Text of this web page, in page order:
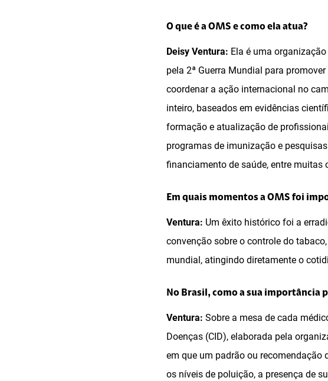
O que é a OMS e como ela atua?
Deisy Ventura: Ela é uma
pela 2ª Guerra Mundial para
coordenar a ação internacional no
inteiro, baseados em evidências
formação e atualização de
programas de imunização e
financiamento de saúde, entre muitas
Em quais momentos a OMS foi
Ventura: Um êxito histórico foi a
convenção sobre o controle do
mundial, atingindo diretamente o
No Brasil, como a sua importância
Ventura: Sobre a mesa de cada
Doenças (CID), elaborada pela
em que um padrão ou recomendação
os níveis de poluição, a presença de